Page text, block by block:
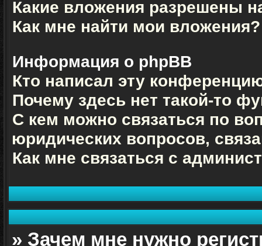
Какие вложения разрешены
Как мне найти мои вложения?
Информация о phpBB
Кто написал эту
Почему здесь нет такой-то
С кем можно связаться по
юридических вопросов,
Как мне связаться с
» Зачем мне нужно